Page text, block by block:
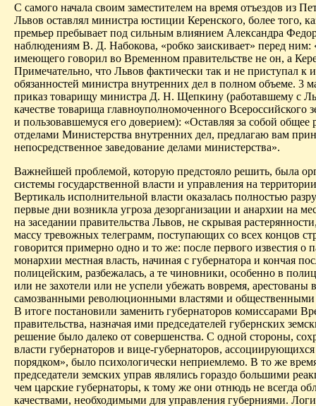
С самого начала своим заместителем на время отъездов из
Львов оставлял министра юстиции Керенского, более того,
премьер пребывает под сильным влиянием Александра
наблюдениям В. Д. Набокова, «робко заискивает» перед ним:
имеющего говорил во Временном правительстве не он, а
Примечательно, что Львов фактически так и не приступал к
обязанностей министра внутренних дел в полном объеме. 3
приказ товарищу министра Д. Н. Щепкину (работавшему с
качестве товарища главноуполномоченного Всероссийского
и пользовавшемуся его доверием): «Оставляя за собой общее
отделами Министерства внутренних дел, предлагаю вам
непосредственное заведование делами министерства».
Важнейшей проблемой, которую предстояло решить, была
системы государственной власти и управления на
Вертикаль исполнительной власти оказалась полностью
первые дни возникла угроза дезорганизации и анархии на
на заседании правительства Львов, не скрывая
массу тревожных телеграмм, поступающих со всех концов
говорится примерно одно и то же: после первого известия о
монархии местная власть, начиная с губернатора и кончая
полицейским, разбежалась, а те чиновники, особенно в
или не захотели или не успели убежать вовремя, арестованы
самозванными революционными властями и общественными
В итоге постановили заменить губернаторов комиссарами
правительства, назначая ими председателей губернских
решение было далеко от совершенства. С одной стороны,
власти губернаторов и вице-губернаторов,
порядком», было психологически неприемлемо. В то же
председатели земских управ являлись гораздо большими
чем царские губернаторы, к тому же они отнюдь не всегда
качествами, необходимыми для управления губерниями.